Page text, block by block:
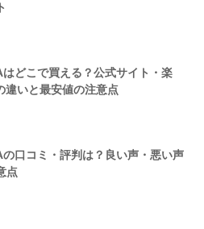
どこで買える？公式サイト・楽
違いと最安値の注意点
口コミ・評判は？良い声・悪い声
点